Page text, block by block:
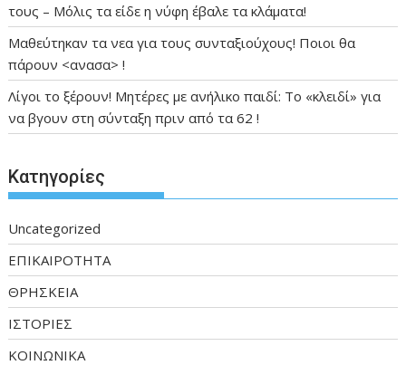
τους – Μόλις τα είδε η νύφη έβαλε τα κλάματα!
Μαθεύτηκαν τα νεα για τους συνταξιούχους! Ποιοι θα
πάρουν <ανασα> !
Λίγοι το ξέρουν! Μητέρες με ανήλικο παιδί: Το «κλειδί» για
να βγουν στη σύνταξη πριν από τα 62 !
Kατηγορίες
Uncategorized
ΕΠΙΚΑΙΡΟΤΗΤΑ
ΘΡΗΣΚΕΙΑ
ΙΣΤΟΡΙΕΣ
ΚΟΙΝΩΝΙΚΑ